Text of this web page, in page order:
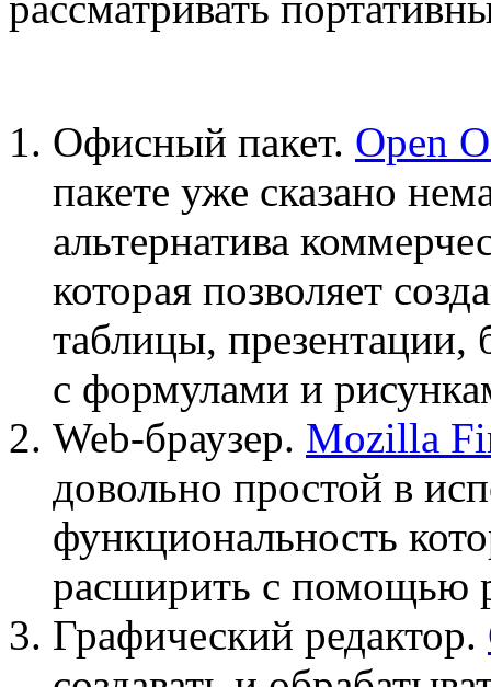
Офисный пакет. Open
пакете уже сказано
альтернатива
которая позволяет
таблицы, презентации,
с формулами и
Web-браузер. Mozilla
довольно простой в
функциональность
расширить с помощью
Графический редактор.